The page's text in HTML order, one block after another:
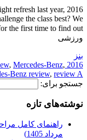
refresh last year,
the class best? We
ورزشی
بنز
2016 a
, Mercedes-Benz,
Benz review, review A
جستجو برای:
نوشته‌های تازه
مرداد 1405)